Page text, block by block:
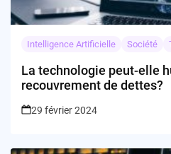
Intelligence Artificielle Société
La technologie peut-elle
recouvrement de dettes?
29 février 2024